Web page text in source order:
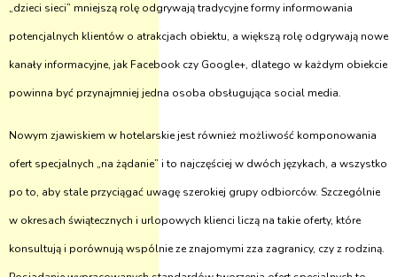
„dzieci sieci” mniejszą rolę odgrywają tradycyjne formy informowania
potencjalnych klientów o atrakcjach obiektu, a większą rolę odgrywają nowe
kanały informacyjne, jak Facebook czy Google+, dlatego w każdym obiekcie
powinna być przynajmniej jedna osoba obsługująca social media.
Nowym zjawiskiem w hotelarskie jest również możliwość komponowania
ofert specjalnych „na żądanie” i to najczęściej w dwóch językach, a wszystko
po to, aby stale przyciągać uwagę szerokiej grupy odbiorców. Szczególnie
w okresach świątecznych i urlopowych klienci liczą na takie oferty, które
konsultują i porównują wspólnie ze znajomymi zza zagranicy, czy z rodziną.